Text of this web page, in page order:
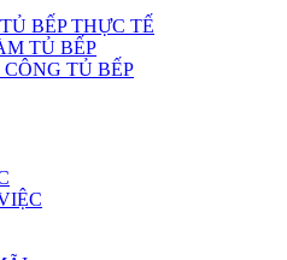
BẾP THỰC TẾ
TỦ BẾP
TỦ BẾP